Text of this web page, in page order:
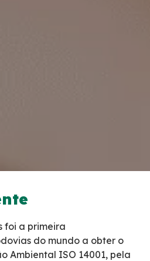
foi a primeira
do mundo a obter o
Ambiental ISO 14001, pela